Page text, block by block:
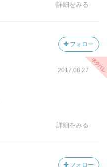
詳細をみる
フォロー
2017.08.27
詳細をみる
フォロー